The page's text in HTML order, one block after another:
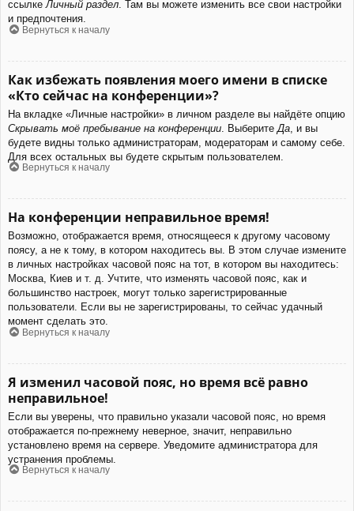
ссылкеЛичный раздел. Там вы можете изменить все свои настройки
и предпочтения.
Вернуться к началу
Как избежать появления моего имени в списке
«Кто сейчас на конференции»?
На вкладке «Личные настройки» в личном разделе вы найдёте опцию
Скрывать моё пребывание на конференции . Выберите Да , и вы
будете видны только администраторам, модераторам и самому себе.
Для всех остальных вы будете скрытым пользователем.
Вернуться к началу
На конференции неправильное время!
Возможно, отображается время, относящееся к другому часовому
поясу, а не к тому, в котором находитесь вы. В этом случае измените
в личных настройках часовой пояс на тот, в котором вы находитесь:
Москва, Киев и т. д. Учтите, что изменять часовой пояс, как и
большинство настроек, могут только зарегистрированные
пользователи. Если вы не зарегистрированы, то сейчас удачный
момент сделать это.
Вернуться к началу
Я изменил часовой пояс, но время всё равно
неправильное!
Если вы уверены, что правильно указали часовой пояс, но время
отображается по-прежнему неверное, значит, неправильно
установлено время на сервере. Уведомите администратора для
устранения проблемы.
Вернуться к началу